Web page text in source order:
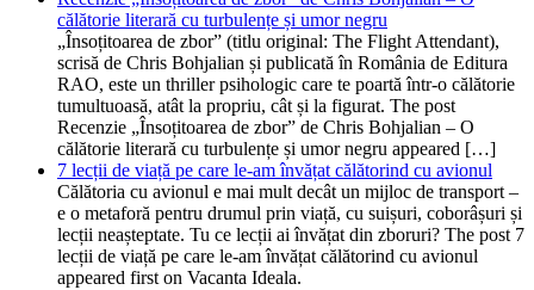
călătorie literară cu turbulențe și umor negru
„Însoțitoarea de zbor” (titlu original: The Flight Attendant),
scrisă de Chris Bohjalian și publicată în România de Editura
RAO, este un thriller psihologic care te poartă într-o călătorie
tumultuoasă, atât la propriu, cât și la figurat. The post
Recenzie „Însoțitoarea de zbor” de Chris Bohjalian – O
călătorie literară cu turbulențe și umor negru appeared […]
7 lecții de viață pe care le-am învățat călătorind cu avionul
Călătoria cu avionul e mai mult decât un mijloc de transport –
e o metaforă pentru drumul prin viață, cu suișuri, coborâșuri și
lecții neașteptate. Tu ce lecții ai învățat din zboruri? The post 7
lecții de viață pe care le-am învățat călătorind cu avionul
appeared first on Vacanta Ideala.